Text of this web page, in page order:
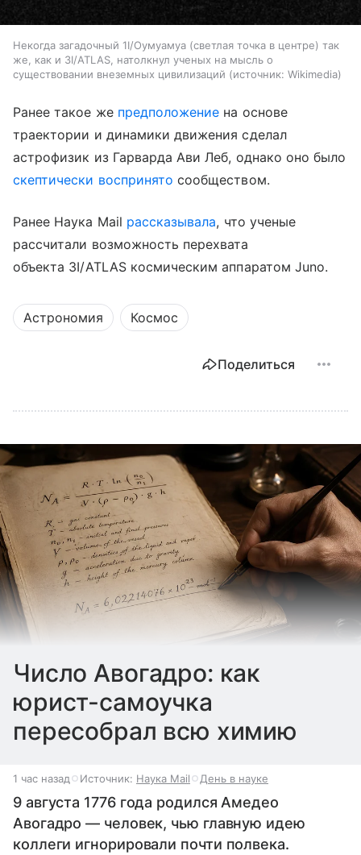
Некогда загадочный 1I/Оумуамуа (светлая точка в центре) так
же, как и 3I/ATLAS, натолкнул ученых на мысль о
существовании внеземных цивилизаций
источник: Wikimedia
Ранее такое же предположение на основе
траектории и динамики движения сделал
астрофизик из Гарварда Ави Леб, однако оно было
скептически воспринято сообществом.
Ранее Наука Mail рассказывала, что ученые
рассчитали возможность перехвата
объекта 3I/ATLAS космическим аппаратом Juno.
Астрономия Космос
Поделиться
Число Авогадро: как
юрист-самоучка
пересобрал всю химию
1 час назад Источник: Наука Mail День в науке
9 августа 1776 года родился Амедео
Авогадро — человек, чью главную идею
коллеги игнорировали почти полвека.